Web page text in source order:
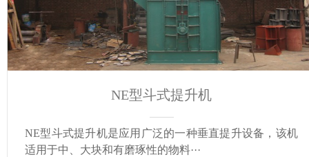
NE型斗式提升机
NE型斗式提升机是应用广泛的一种垂直提升设备，该机
适用于中、大块和有磨琢性的物料···